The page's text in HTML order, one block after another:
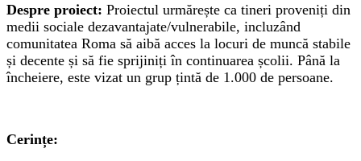
Despre proiect: Proiectul urmărește ca tineri proveniți din
medii sociale dezavantajate/vulnerabile, incluzând
comunitatea Roma să aibă acces la locuri de muncă stabile
și decente și să fie sprijiniți în continuarea școlii. Până la
încheiere, este vizat un grup țintă de 1.000 de persoane.
Cerințe: